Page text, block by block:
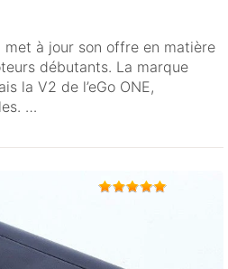
met à jour son offre en matière
débutants. La marque
la V2 de l’eGo ONE,
…